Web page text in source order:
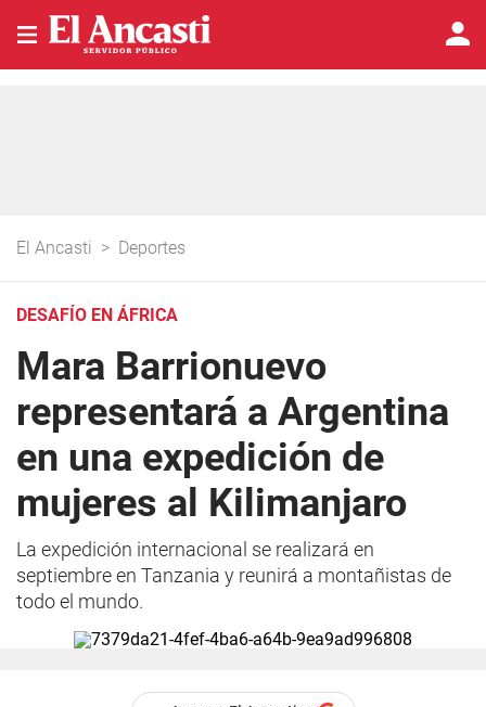
El Ancasti > Deportes
DESAFÍO EN ÁFRICA
Mara Barrionuevo
representará a Argentina
en una expedición de
mujeres al Kilimanjaro
La expedición internacional se realizará en
septiembre en Tanzania y reunirá a montañistas de
todo el mundo.